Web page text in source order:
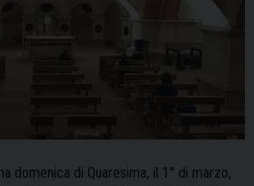
domenica di Quaresima, il 1° di marzo,